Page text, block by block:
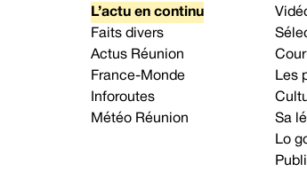
L’actu en continu
Faits divers
Actus Réunion
France-Monde
Inforoutes
Météo Réunion
Les
Sa
Lo